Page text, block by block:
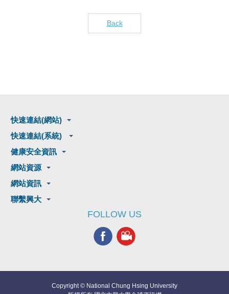
Back
快速連結(網站)
快速連結(系統)
健康安全資訊
網站資源
網站資訊
聯繫興大
FOLLOW US
Copyright © National Chung Hsing University